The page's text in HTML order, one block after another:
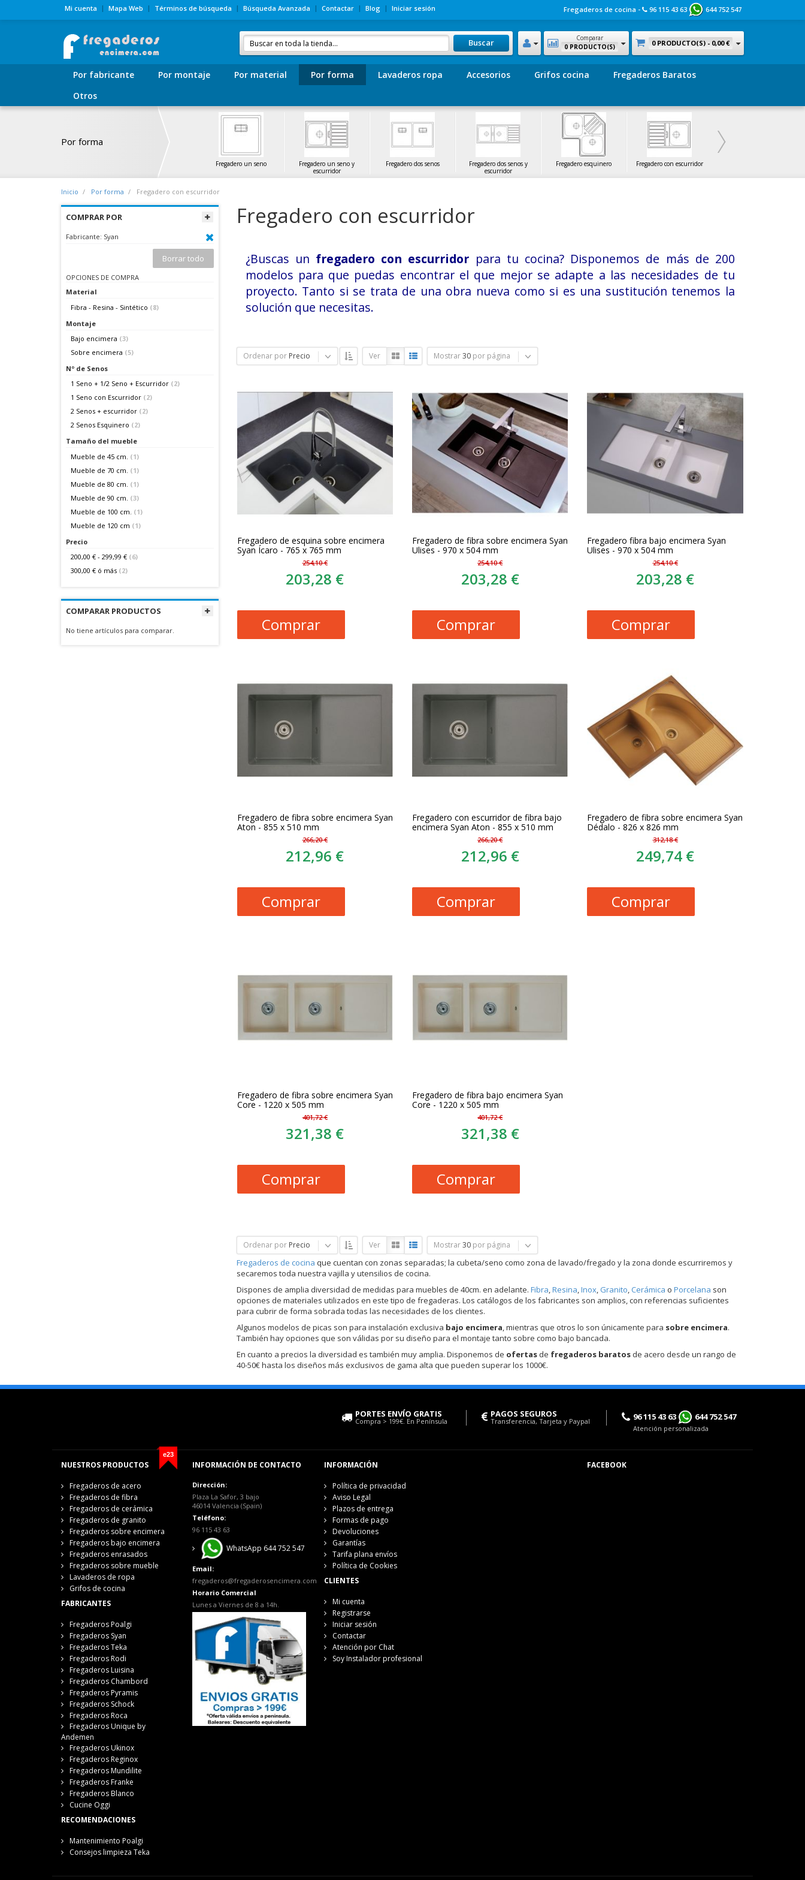
Mi cuenta Mapa Web Términos de búsqueda Búsqueda Avanzada Contactar Blog Iniciar sesión Fregaderos de cocina - 96 115 43 63 644 752 547
0 PRODUCTO(S) - 0,00 €
Comparar
0 PRODUCTO(S)
Buscar
Por fabricante Por montaje Por material Por forma Lavaderos ropa Accesorios Grifos cocina
Fregaderos Baratos
Otros
Por forma
Fregadero un seno
Fregadero un seno y
escurridor
Fregadero dos senos
Fregadero dos senos y
escurridor
Fregadero esquinero Fregadero con escurridor
Inicio Por forma Fregadero con escurridor
COMPRAR POR
Fabricante: Syan
Borrar todo
OPCIONES DE COMPRA
Material
Fibra - Resina - Sintético (8)
Montaje
Bajo encimera (3)
Sobre encimera (5)
Nº de Senos
1 Seno + 1/2 Seno + Escurridor (2)
1 Seno con Escurridor (2)
2 Senos + escurridor (2)
2 Senos Esquinero (2)
Tamaño del mueble
Mueble de 45 cm. (1)
Mueble de 70 cm. (1)
Mueble de 80 cm. (1)
Mueble de 90 cm. (3)
Mueble de 100 cm. (1)
Mueble de 120 cm (1)
Precio
200,00 € - 299,99 € (6)
300,00 € ó más (2)
COMPARAR PRODUCTOS
No tiene artículos para comparar.
Fregadero con escurridor
¿Buscas un fregadero con escurridor para tu cocina? Disponemos de más de 200
modelos para que puedas encontrar el que mejor se adapte a las necesidades de tu
proyecto. Tanto si se trata de una obra nueva como si es una sustitución tenemos la
solución que necesitas.
Ordenar por Precio Ver Mostrar 30 por página
Fregadero de esquina sobre encimera
Syan Ícaro - 765 x 765 mm
254,10 €
203,28 €
Comprar
Fregadero de fibra sobre encimera Syan
Ulises - 970 x 504 mm
254,10 €
203,28 €
Comprar
Fregadero fibra bajo encimera Syan
Ulises - 970 x 504 mm
254,10 €
203,28 €
Comprar
Fregadero de fibra sobre encimera Syan
Aton - 855 x 510 mm
266,20 €
212,96 €
Comprar
Fregadero con escurridor de fibra bajo
encimera Syan Aton - 855 x 510 mm
266,20 €
212,96 €
Comprar
Fregadero de fibra sobre encimera Syan
Dédalo - 826 x 826 mm
312,18 €
249,74 €
Comprar
Fregadero de fibra sobre encimera Syan
Core - 1220 x 505 mm
401,72 €
321,38 €
Comprar
Fregadero de fibra bajo encimera Syan
Core - 1220 x 505 mm
401,72 €
321,38 €
Comprar
Ordenar por Precio Ver Mostrar 30 por página
Fregaderos de cocina que cuentan con zonas separadas; la cubeta/seno como zona de lavado/fregado y la zona donde escurriremos y
secaremos toda nuestra vajilla y utensilios de cocina.
Dispones de amplia diversidad de medidas para muebles de 40cm. en adelante. Fibra,Resina,Inox, Granito, Cerámica o Porcelana son
opciones de materiales utilizados en este tipo de fregaderas. Los catálogos de los fabricantes son amplios, con referencias suficientes
para cubrir de forma sobrada todas las necesidades de los clientes.
Algunos modelos de picas son para instalación exclusiva bajo encimera, mientras que otros lo son únicamente para sobre encimera.
También hay opciones que son válidas por su diseño para el montaje tanto sobre como bajo bancada.
En cuanto a precios la diversidad es también muy amplia. Disponemos de ofertasde fregaderos baratosde acero desde un rango de
40-50€ hasta los diseños más exclusivos de gama alta que pueden superar los 1000€.
PORTES ENVÍO GRATIS
Compra > 199€. En Península
PAGOS SEGUROS
Transferencia, Tarjeta y Paypal 96 115 43 63 644 752 547
Atención personalizada
e23
NUESTROS PRODUCTOS
Fregaderos de acero
Fregaderos de fibra
Fregaderos de cerámica
Fregaderos de granito
Fregaderos sobre encimera
Fregaderos bajo encimera
Fregaderos enrasados
Fregaderos sobre mueble
Lavaderos de ropa
Grifos de cocina
FABRICANTES
Fregaderos Poalgi
Fregaderos Syan
Fregaderos Teka
Fregaderos Rodi
Fregaderos Luisina
Fregaderos Chambord
Fregaderos Pyramis
Fregaderos Schock
Fregaderos Roca
Fregaderos Unique by
Andemen
Fregaderos Ukinox
Fregaderos Reginox
Fregaderos Mundilite
Fregaderos Franke
Fregaderos Blanco
Cucine Oggi
RECOMENDACIONES
Mantenimiento Poalgi
Consejos limpieza Teka
INFORMACIÓN DE CONTACTO
Dirección:
Plaza La Safor, 3 bajo
46014 Valencia (Spain)
Teléfono:
96 115 43 63
WhatsApp 644 752 547
Email:
fregaderos@fregaderosencimera.com
Horario Comercial
Lunes a Viernes de 8 a 14h.
INFORMACIÓN
Política de privacidad
Aviso Legal
Plazos de entrega
Formas de pago
Devoluciones
Garantías
Tarifa plana envíos
Política de Cookies
CLIENTES
Mi cuenta
Registrarse
Iniciar sesión
Contactar
Atención por Chat
Soy Instalador profesional
FACEBOOK